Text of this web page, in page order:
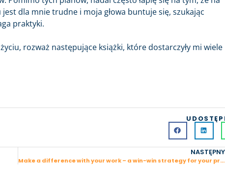
dla mnie trudne i moja głowa buntuje się, szukając
praktyki.
rozważ następujące książki, które dostarczyły mi wiele
NASTĘPNY
Make a difference with your work – a win-win strategy for your professional life